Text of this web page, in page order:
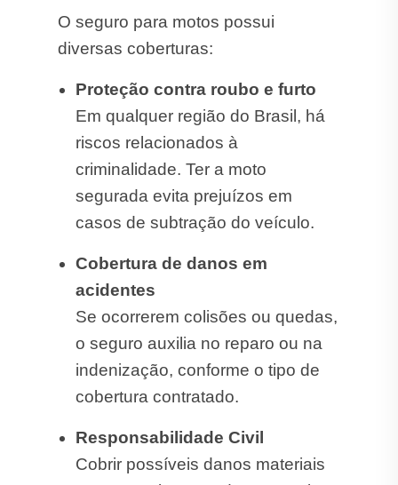
O seguro para motos possui
diversas coberturas:
Proteção contra roubo e furto
Em qualquer região do Brasil, há
riscos relacionados à
criminalidade. Ter a moto
segurada evita prejuízos em
casos de subtração do veículo.
Cobertura de danos em
acidentes
Se ocorrerem colisões ou quedas,
o seguro auxilia no reparo ou na
indenização, conforme o tipo de
cobertura contratado.
Responsabilidade Civil
Cobrir possíveis danos materiais